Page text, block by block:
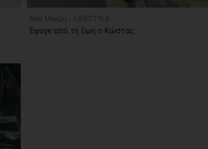
Έφυγε από τη ζωή ο Κώστας...